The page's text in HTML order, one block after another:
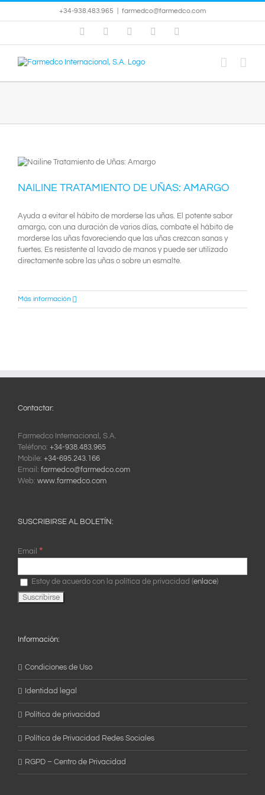
+34-938.483.965 farmedco@farmedco.com
InstagramFacebook YouTube
NAILINE TRATAMIENTO DE UÑAS: AMARGO
Ayuda a evitar el hábito de morderse las uñas. El potente sabor
amargo, con una duración de varios días, combate el hábito de
morderse las uñas favoreciendo que las uñas crezcan sanas y
fuertes. Es resistente al lavado de manos y puede ser utilizado
directamente sobre las uñas o sobre un esmalte.
Más información
Contactar:
Farmedco Internacional, S.A.
Teléfono: +34-938.483.965
Mobile: +34-695.243.166
Email: farmedco@farmedco.com
Web: www.farmedco.com
SUSCRIBIRSE AL BOLETÍN:
Email *
Estoy de acuerdo con la política de privacidad (enlace)
Información:
Condiciones de Uso
Identidad legal
Política de privacidad
Política de Privacidad Redes Sociales
RGPD – Centro de Privacidad